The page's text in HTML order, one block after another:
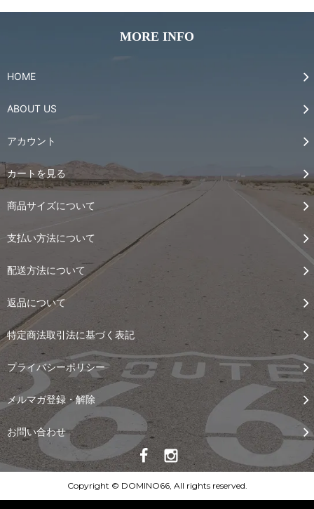
MORE INFO
HOME
ABOUT US
アカウント
カートを見る
商品サイズについて
支払い方法について
配送方法について
返品について
特定商法取引法に基づく表記
プライバシーポリシー
メルマガ登録・解除
お問い合わせ
Copyright © DOMINO66, All rights reserved.